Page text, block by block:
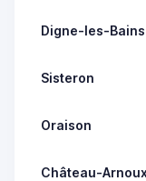
Digne-les-Bains
Sisteron
Oraison
Château-